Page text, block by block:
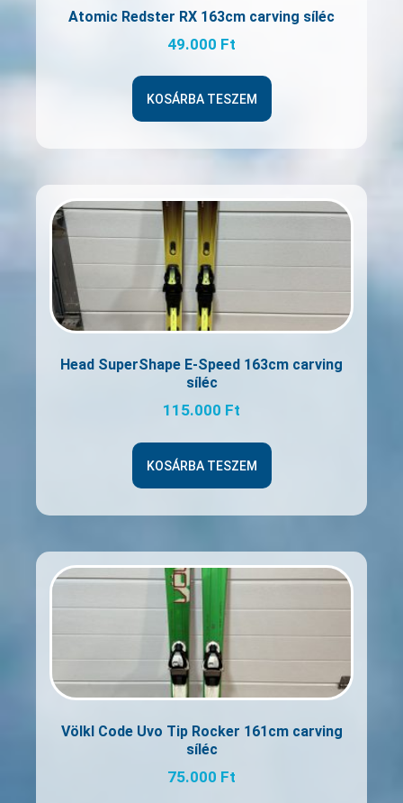
Atomic Redster RX 163cm carving síléc
49.000 Ft
KOSÁRBA TESZEM
Head SuperShape E-Speed 163cm carving
síléc
115.000 Ft
KOSÁRBA TESZEM
Völkl Code Uvo Tip Rocker 161cm carving
síléc
75.000 Ft